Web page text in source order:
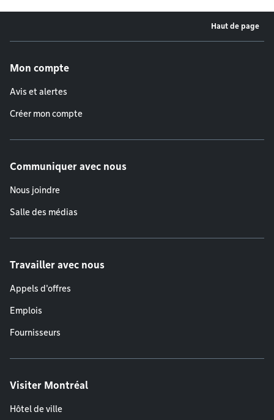
Haut de page
Mon compte
Avis et alertes
Créer mon compte
Communiquer avec nous
Nous joindre
Salle des médias
Travailler avec nous
Appels d'offres
Emplois
Fournisseurs
Visiter Montréal
Hôtel de ville